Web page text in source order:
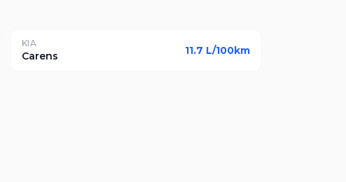
KIA
Carens 11.7 L/100km